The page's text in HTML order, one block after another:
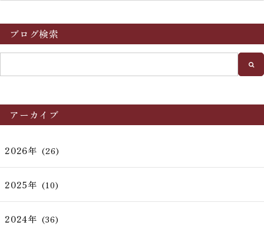
ブログ検索
アーカイブ
2026年 (26)
2025年 (10)
2024年 (36)